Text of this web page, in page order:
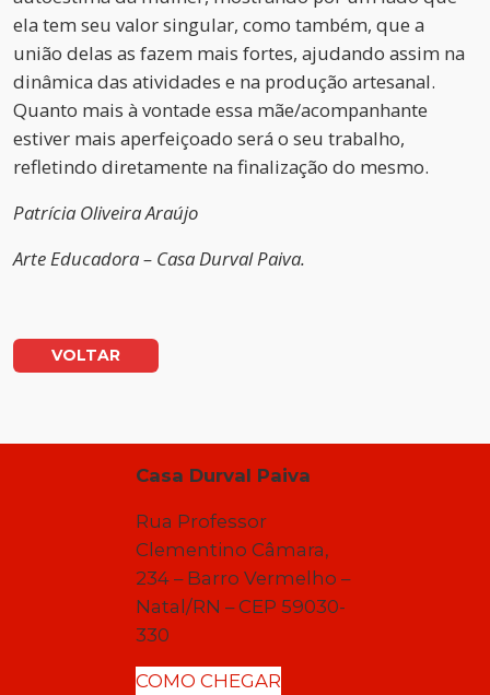
ela tem seu valor singular, como também, que a
união delas as fazem mais fortes, ajudando assim na
dinâmica das atividades e na produção artesanal.
Quanto mais à vontade essa mãe/acompanhante
estiver mais aperfeiçoado será o seu trabalho,
refletindo diretamente na finalização do mesmo.
Patrícia Oliveira Araújo
Arte Educadora – Casa Durval Paiva.
VOLTAR
Casa Durval Paiva
Rua Professor
Clementino Câmara,
234 – Barro Vermelho –
Natal/RN – CEP 59030-
330
COMO CHEGAR